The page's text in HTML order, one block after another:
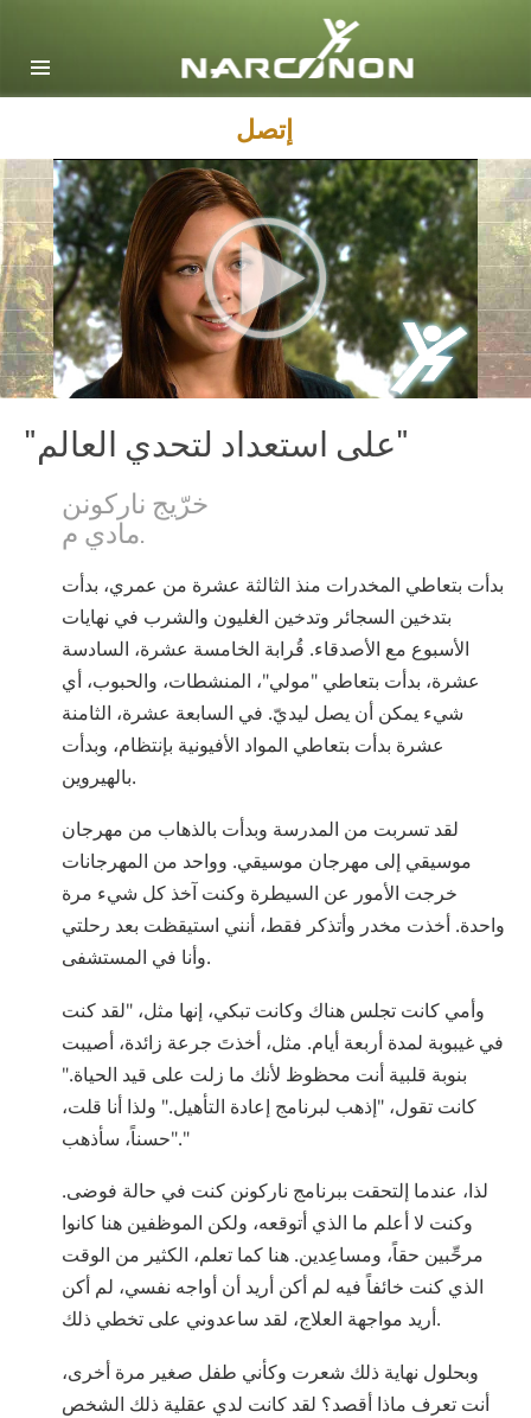
Dansk
Ελληνικά (Greek)
Español
Français
Hebrew
Magyar
Italiano
Macedonian
Nederlands
Norsk
Portuguès
Русский (Russian)
Svenska
繁體中文 (Chinese)
Arabic
Ukrainian
Czech
Turkish
جميع المناطق / اللغات
إتصل
"على استعداد لتحدي العالم"
خرّيج ناركونن
بدأت بتعاطي المخدرات منذ الثالثة عشرة من عمري، بدأت
بتدخين السجائر وتدخين الغليون والشرب في نهايات
الأسبوع مع الأصدقاء. قُرابة الخامسة عشرة، السادسة
عشرة، بدأت بتعاطي "مولي"، المنشطات، والحبوب، أي
شيء يمكن أن يصل ليديّ. في السابعة عشرة، الثامنة
عشرة بدأت بتعاطي المواد الأفيونية بإنتظام، وبدأت
بالهيروين.
لقد تسربت من المدرسة وبدأت بالذهاب من مهرجان
موسيقي إلى مهرجان موسيقي. وواحد من المهرجانات
خرجت الأمور عن السيطرة وكنت آخذ كل شيء مرة
واحدة. أخذت مخدر وأتذكر فقط، أنني استيقظت بعد رحلتي
وأنا في المستشفى.
وأمي كانت تجلس هناك وكانت تبكي، إنها مثل، "لقد كنت
في غيبوبة لمدة أربعة أيام. مثل، أخذتَ جرعة زائدة، أصيبت
بنوبة قلبية أنت محظوظ لأنك ما زلت على قيد الحياة."
كانت تقول، "إذهب لبرنامج إعادة التأهيل." ولذا أنا قلت،
"حسناً، سأذهب."
لذا، عندما إلتحقت ببرنامج ناركونن كنت في حالة فوضى.
وكنت لا أعلم ما الذي أتوقعه، ولكن الموظفين هنا كانوا
مرحِّبين حقاً، ومساعِدين. هنا كما تعلم، الكثير من الوقت
الذي كنت خائفاً فيه لم أكن أريد أن أواجه نفسي، لم أكن
أريد مواجهة العلاج، لقد ساعدوني على تخطي ذلك.
وبحلول نهاية ذلك شعرت وكأني طفل صغير مرة أخرى،
أنت تعرف ماذا أقصد؟ لقد كانت لدي عقلية ذلك الشخص